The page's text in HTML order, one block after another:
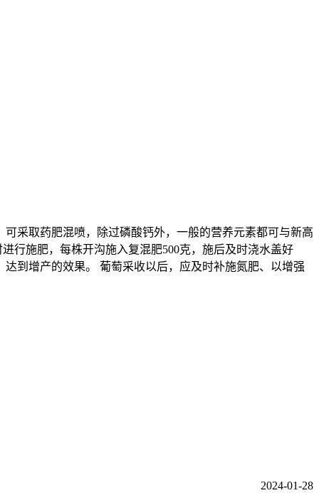
采取药肥混喷，除过磷酸钙外，一般的营养元素都可与新高
行施肥，每株开沟施入复混肥500克，施后及时浇水盖好
到增产的效果。 葡萄采收以后，应及时补施氮肥、以增强
2024-01-28